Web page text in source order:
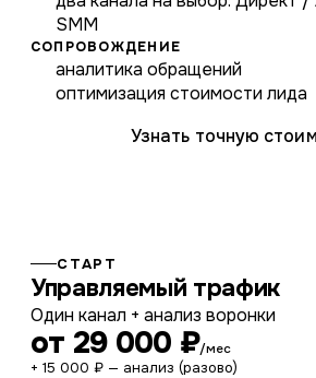
SMM
СОПРОВОЖДЕНИЕ
аналитика обращений
оптимизация стоимости лида
Узнать точную
СТАРТ
Управляемый трафик
Один канал + анализ воронки
от 29 000 ₽/мес
+ 15 000 ₽ — анализ (разово)